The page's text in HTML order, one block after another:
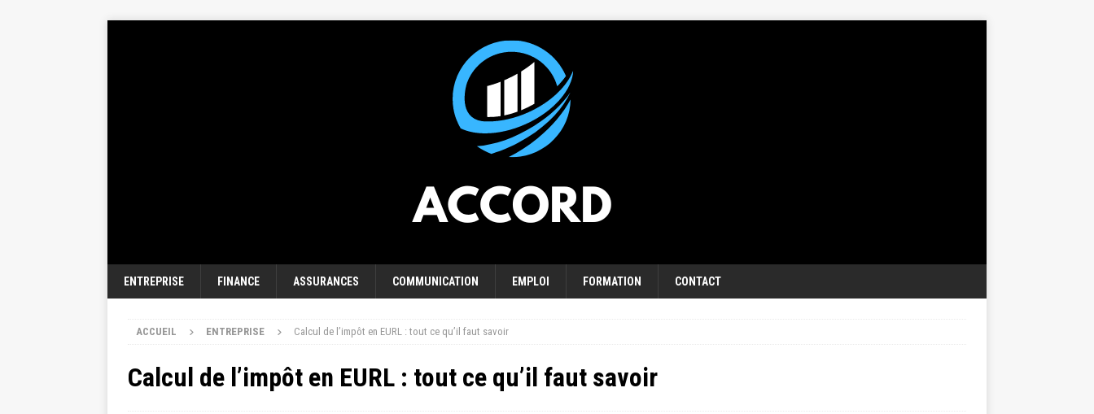
ENTREPRISE FINANCE ASSURANCES COMMUNICATION EMPLOI FORMATION CONTACT
ACCUEIL ENTREPRISE Calcul de l’impôt en EURL : tout ce qu’il faut savoir
Calcul de l’impôt en EURL : tout ce qu’il faut savoir